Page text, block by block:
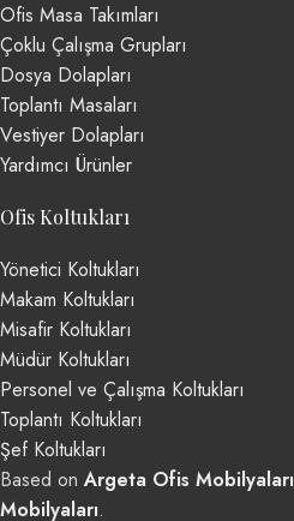
Ofis Masa Takımları
Çoklu Çalışma Grupları
Dosya Dolapları
Toplantı Masaları
Vestiyer Dolapları
Yardımcı Ürünler
Ofis Koltukları
Yönetici Koltukları
Makam Koltukları
Misafir Koltukları
Müdür Koltukları
Personel ve Çalışma Koltukları
Toplantı Koltukları
Şef Koltukları
Based onArgeta Ofis Mobilyaları
Mobilyaları.